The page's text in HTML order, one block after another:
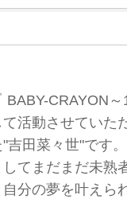
BABY-CRAYON～
活動させていた
吉田菜々世"です。
てまだまだ未熟
分の夢を叶えら